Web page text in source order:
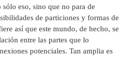
eso, sino que no para de
de particiones y formas de
así que este mundo, de hecho, se
entre las partes que lo
potenciales. Tan amplia es